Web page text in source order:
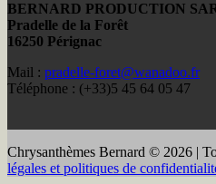
BERNARD PRODUCTION
Pradelle de la Forêt
16250 Pérignac
Mail : pradelle-foret@wanadoo.fr
Téléphone : (+33)5 45 64 05 47
Chrysanthèmes Bernard © 2026 |
légales et politiques de